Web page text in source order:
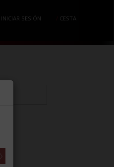
INICIAR SESIÓN CESTA